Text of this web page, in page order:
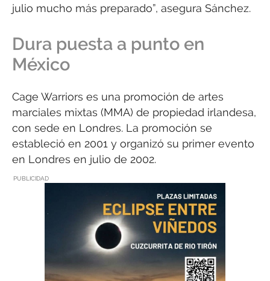
julio mucho más preparado”, asegura Sánchez.
Dura puesta a punto en
México
Cage Warriors es una promoción de artes
marciales mixtas (MMA) de propiedad irlandesa,
con sede en Londres. La promoción se
estableció en 2001 y organizó su primer evento
en Londres en julio de 2002.
PUBLICIDAD